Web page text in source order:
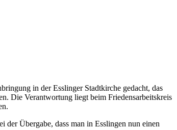
in der Esslinger Stadtkirche gedacht, das
Die Verantwortung liegt beim Friedensarbeitskreis
Übergabe, dass man in Esslingen nun einen